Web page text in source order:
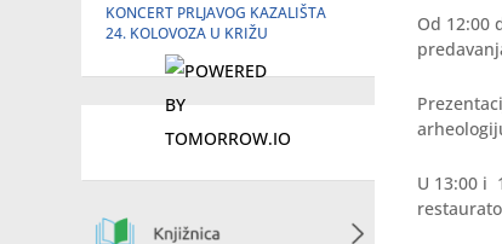
KONCERT PRLJAVOG KAZALIŠTA
24. KOLOVOZA U KRIŽU
Od 12:00
U 13:00 i